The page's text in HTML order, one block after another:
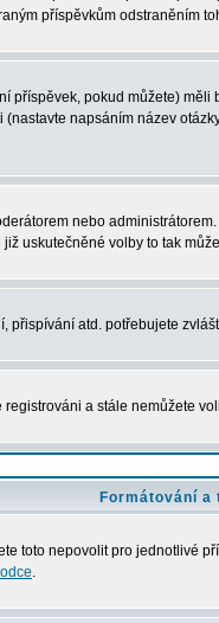
příspěvkům odstraněním
příspěvek, pokud můžete) měli
napsáním název
nebo
uskutečněné volby to tak
atd. potřebujete
a stále nemůžete
Formátování
toto nepovolit pro jednotlivé
.